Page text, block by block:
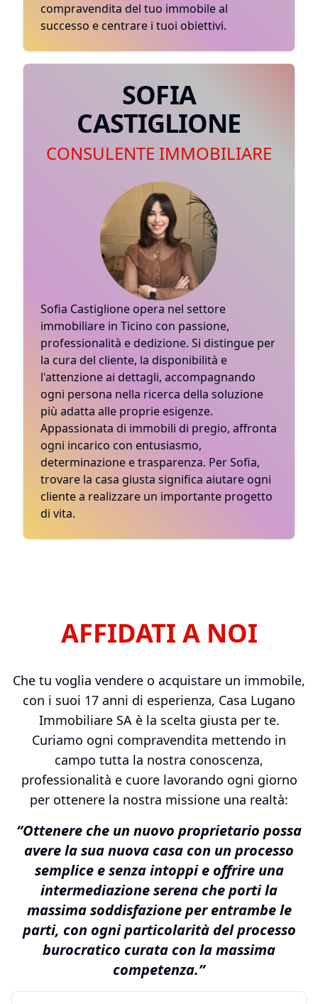
compravendita del tuo immobile al
successo e centrare i tuoi obiettivi.
SOFIA
CASTIGLIONE
CONSULENTE IMMOBILIARE
Sofia Castiglione opera nel settore
immobiliare in Ticino con passione,
professionalità e dedizione. Si distingue per
la cura del cliente, la disponibilità e
l'attenzione ai dettagli, accompagnando
ogni persona nella ricerca della soluzione
più adatta alle proprie esigenze.
Appassionata di immobili di pregio, affronta
ogni incarico con entusiasmo,
determinazione e trasparenza. Per Sofia,
trovare la casa giusta significa aiutare ogni
cliente a realizzare un importante progetto
di vita.
AFFIDATI A NOI
Che tu voglia vendere o acquistare un immobile,
con i suoi 17 anni di esperienza, Casa Lugano
Immobiliare SA è la scelta giusta per te.
Curiamo ogni compravendita mettendo in
campo tutta la nostra conoscenza,
professionalità e cuore lavorando ogni giorno
per ottenere la nostra missione una realtà:
“Ottenere che un nuovo proprietario possa
avere la sua nuova casa con un processo
semplice e senza intoppi e offrire una
intermediazione serena che porti la
massima soddisfazione per entrambe le
parti, con ogni particolarità del processo
burocratico curata con la massima
competenza.”